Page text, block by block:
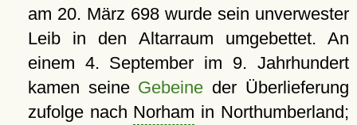
am 20. März 698 wurde sein unverwester
Leib in den Altarraum umgebettet. An
einem 4. September im 9. Jahrhundert
kamen seine Gebeine der Überlieferung
zufolge nach Norham in Northumberland;